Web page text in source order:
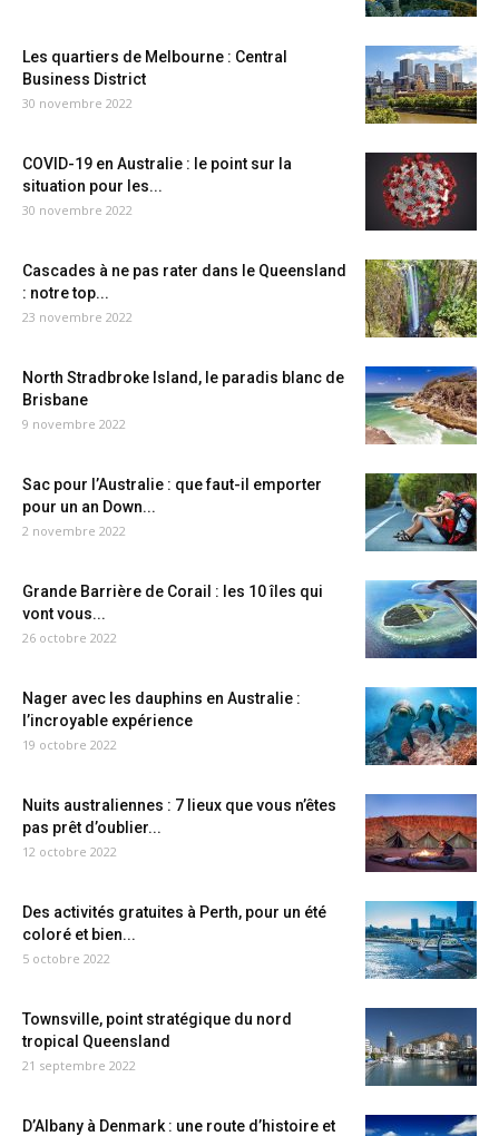
Les quartiers de Melbourne : Central
Business District
30 novembre 2022
COVID-19 en Australie : le point sur la
situation pour les...
30 novembre 2022
Cascades à ne pas rater dans le Queensland
: notre top...
23 novembre 2022
North Stradbroke Island, le paradis blanc de
Brisbane
9 novembre 2022
Sac pour l’Australie : que faut-il emporter
pour un an Down...
2 novembre 2022
Grande Barrière de Corail : les 10 îles qui
vont vous...
26 octobre 2022
Nager avec les dauphins en Australie :
l’incroyable expérience
19 octobre 2022
Nuits australiennes : 7 lieux que vous n’êtes
pas prêt d’oublier...
12 octobre 2022
Des activités gratuites à Perth, pour un été
coloré et bien...
5 octobre 2022
Townsville, point stratégique du nord
tropical Queensland
21 septembre 2022
D’Albany à Denmark : une route d’histoire et